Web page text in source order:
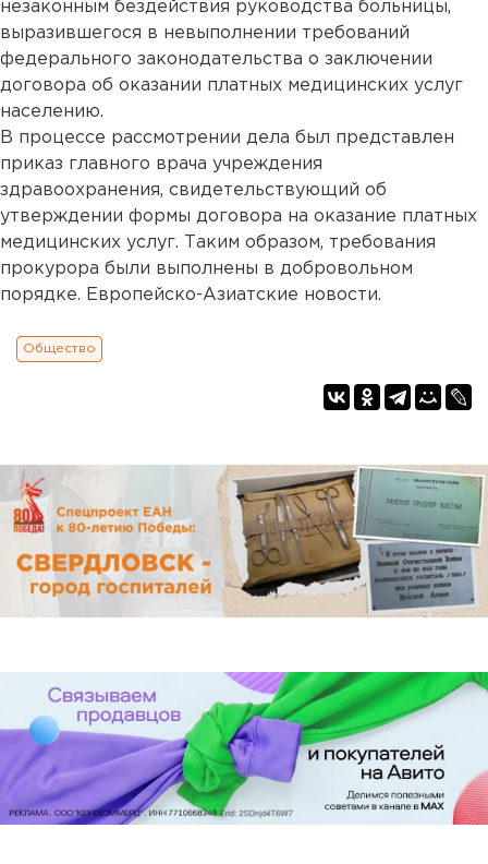
незаконным бездействия руководства больницы,
выразившегося в невыполнении требований
федерального законодательства о заключении
договора об оказании платных медицинских услуг
населению.
В процессе рассмотрении дела был представлен
приказ главного врача учреждения
здравоохранения, свидетельствующий об
утверждении формы договора на оказание платных
медицинских услуг. Таким образом, требования
прокурора были выполнены в добровольном
порядке. Европейско-Азиатские новости.
Общество